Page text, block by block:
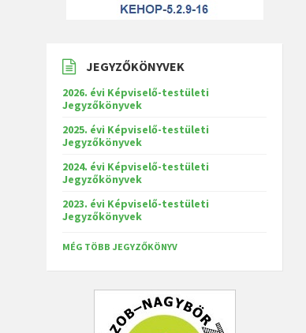
JEGYZŐKÖNYVEK
2026. évi Képviselő-testületi
Jegyzőkönyvek
2025. évi Képviselő-testületi
Jegyzőkönyvek
2024. évi Képviselő-testületi
Jegyzőkönyvek
2023. évi Képviselő-testületi
Jegyzőkönyvek
MÉG TÖBB JEGYZŐKÖNYV